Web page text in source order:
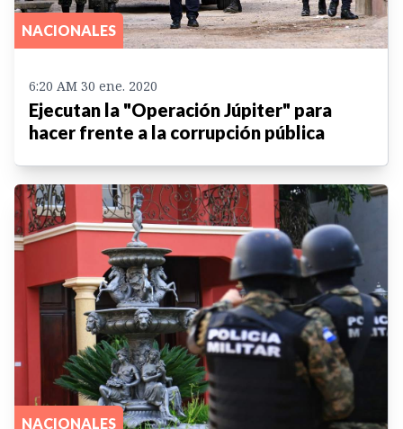
NACIONALES
6:20 AM 30 ene. 2020
Ejecutan la "Operación Júpiter" para
hacer frente a la corrupción pública
NACIONALES